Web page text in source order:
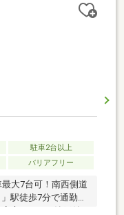
駐車2台以上
バリアフリー
大7台可！南西側道
駅徒歩7分で通勤通
心！WICと納戸付き